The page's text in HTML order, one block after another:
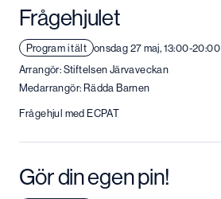
Frågehjulet
Program i tält onsdag 27 maj, 13:00-20:00
Arrangör: Stiftelsen Järvaveckan
Medarrangör: Rädda Barnen
Frågehjul med ECPAT
Gör din egen pin!